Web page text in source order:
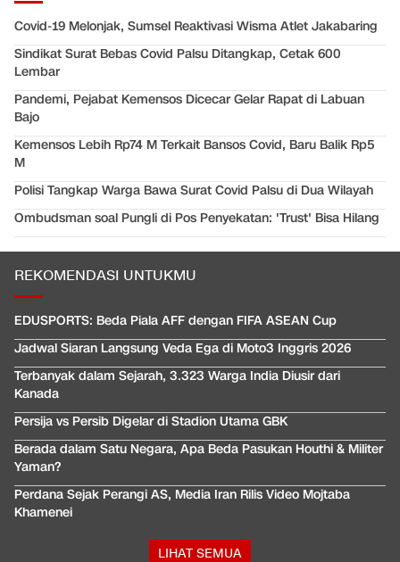
Covid-19 Melonjak, Sumsel Reaktivasi Wisma Atlet Jakabaring
Sindikat Surat Bebas Covid Palsu Ditangkap, Cetak 600
Lembar
Pandemi, Pejabat Kemensos Dicecar Gelar Rapat di Labuan
Bajo
Kemensos Lebih Rp74 M Terkait Bansos Covid, Baru Balik Rp5
M
Polisi Tangkap Warga Bawa Surat Covid Palsu di Dua Wilayah
Ombudsman soal Pungli di Pos Penyekatan: 'Trust' Bisa Hilang
REKOMENDASI UNTUKMU
EDUSPORTS: Beda Piala AFF dengan FIFA ASEAN Cup
Jadwal Siaran Langsung Veda Ega di Moto3 Inggris 2026
Terbanyak dalam Sejarah, 3.323 Warga India Diusir dari
Kanada
Persija vs Persib Digelar di Stadion Utama GBK
Berada dalam Satu Negara, Apa Beda Pasukan Houthi & Militer
Yaman?
Perdana Sejak Perangi AS, Media Iran Rilis Video Mojtaba
Khamenei
LIHAT SEMUA